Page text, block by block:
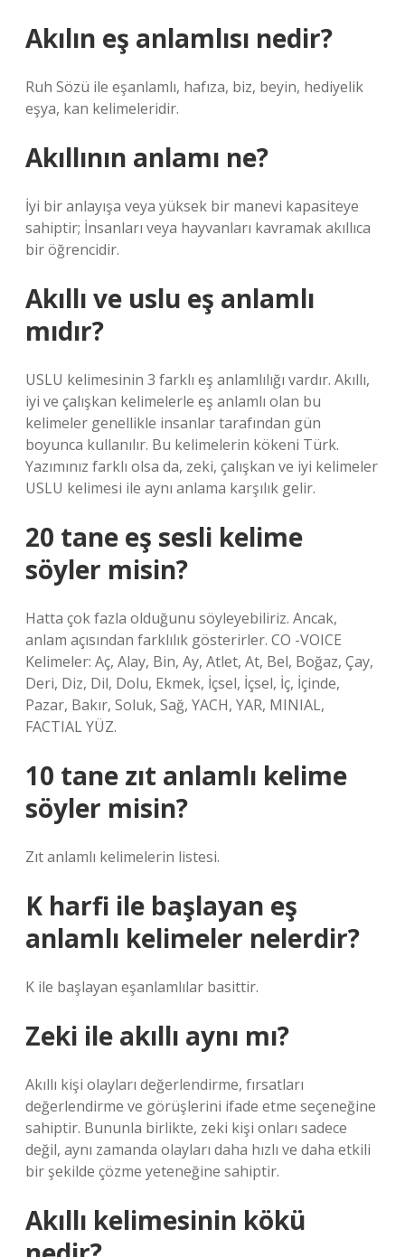
Akılın eş anlamlısı nedir?
Ruh Sözü ile eşanlamlı, hafıza, biz, beyin, hediyelik
eşya, kan kelimeleridir.
Akıllının anlamı ne?
İyi bir anlayışa veya yüksek bir manevi kapasiteye
sahiptir; İnsanları veya hayvanları kavramak akıllıca
bir öğrencidir.
Akıllı ve uslu eş anlamlı
mıdır?
USLU kelimesinin 3 farklı eş anlamlılığı vardır. Akıllı,
iyi ve çalışkan kelimelerle eş anlamlı olan bu
kelimeler genellikle insanlar tarafından gün
boyunca kullanılır. Bu kelimelerin kökeni Türk.
Yazımınız farklı olsa da, zeki, çalışkan ve iyi kelimeler
USLU kelimesi ile aynı anlama karşılık gelir.
20 tane eş sesli kelime
söyler misin?
Hatta çok fazla olduğunu söyleyebiliriz. Ancak,
anlam açısından farklılık gösterirler. CO -VOICE
Kelimeler: Aç, Alay, Bin, Ay, Atlet, At, Bel, Boğaz, Çay,
Deri, Diz, Dil, Dolu, Ekmek, İçsel, İçsel, İç, İçinde,
Pazar, Bakır, Soluk, Sağ, YACH, YAR, MINIAL,
FACTIAL YÜZ.
10 tane zıt anlamlı kelime
söyler misin?
Zıt anlamlı kelimelerin listesi.
K harfi ile başlayan eş
anlamlı kelimeler nelerdir?
K ile başlayan eşanlamlılar basittir.
Zeki ile akıllı aynı mı?
Akıllı kişi olayları değerlendirme, fırsatları
değerlendirme ve görüşlerini ifade etme seçeneğine
sahiptir. Bununla birlikte, zeki kişi onları sadece
değil, aynı zamanda olayları daha hızlı ve daha etkili
bir şekilde çözme yeteneğine sahiptir.
Akıllı kelimesinin kökü